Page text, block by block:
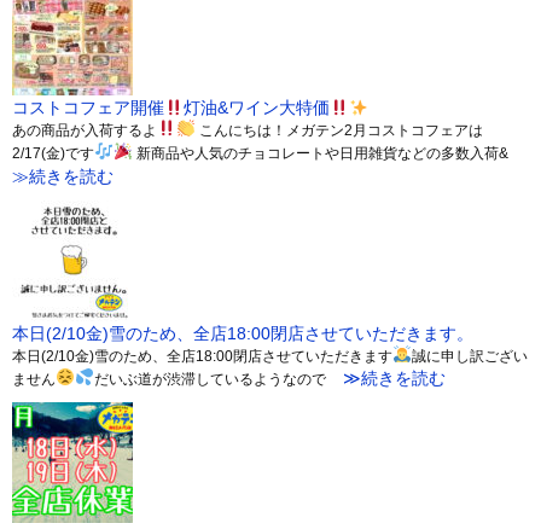
コストコフェア開催 灯油&ワイン大特価
あの商品が入荷するよ
こんにちは！メガテン2月コストコフェアは
2/17(金)です
新商品や人気のチョコレートや日用雑貨などの多数入荷&
≫続きを読む
本日(2/10金)雪のため、全店18:00閉店させていただきます。
本日(2/10金)雪のため、全店18:00閉店させていただきます
誠に申し訳ござい
ません
だいぶ道が渋滞しているようなので≫続きを読む